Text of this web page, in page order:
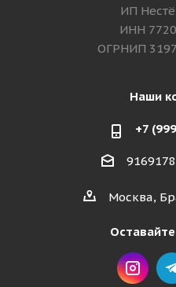
ИП
ИНН
ОГРНИП
Наши
+7
Москва,